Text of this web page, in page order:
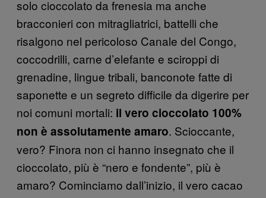
solo cioccolato da frenesia ma anche
bracconieri con mitragliatrici, battelli che
risalgono nel pericoloso Canale del Congo,
coccodrilli, carne d’elefante e sciroppi di
grenadine, lingue tribali, banconote fatte di
saponette e un segreto difficile da digerire per
noi comuni mortali: il vero cioccolato 100%
non è assolutamente amaro. Scioccante,
vero? Finora non ci hanno insegnato che il
cioccolato, più è “nero e fondente”, più è
amaro? Cominciamo dall’inizio, il vero cacao